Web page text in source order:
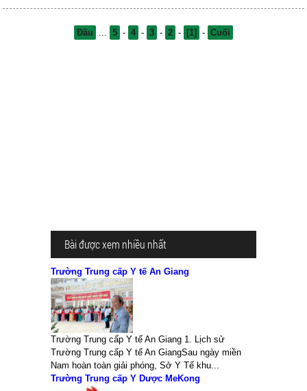
Đầu ... 5 - 4 - 3 - 2 - [1] - Cuối
Bài được xem nhiều nhất
Trường Trung cấp Y tế An Giang
Trường Trung cấp Y tế An Giang 1. Lịch sử
Trường Trung cấp Y tế An GiangSau ngày miền
Nam hoàn toàn giải phóng, Sở Y Tế khu...
Trường Trung cấp Y Dược MeKong